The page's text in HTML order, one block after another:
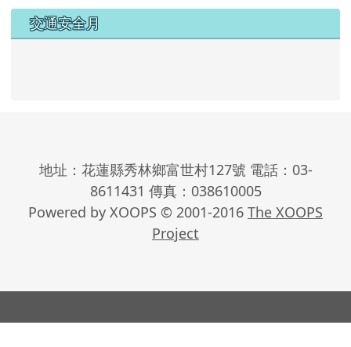
交通安全月
地址：花蓮縣秀林鄉富世村127號 電話：03-
8611431 傳真：038610005
Powered by XOOPS © 2001-2016 The XOOPS
Project